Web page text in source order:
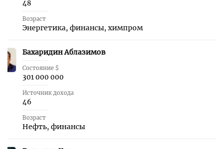
48
Возраст
Энергетика, финансы, химпром
27 Бахаридин Аблазимов
Состояние $
301 000 000
Источник дохода
46
Возраст
Нефть, финансы